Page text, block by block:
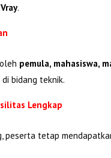
.
pemula, mahasiswa,
bidang teknik.
Lengkap
peserta tetap